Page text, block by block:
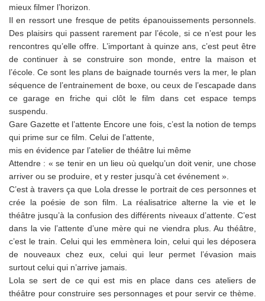
mieux filmer l’horizon.
Il en ressort une fresque de petits épanouissements personnels.
Des plaisirs qui passent rarement par l’école, si ce n’est pour les
rencontres qu’elle offre. L’important à quinze ans, c’est peut être
de continuer à se construire son monde, entre la maison et
l’école. Ce sont les plans de baignade tournés vers la mer, le plan
séquence de l’entrainement de boxe, ou ceux de l’escapade dans
ce garage en friche qui clôt le film dans cet espace temps
suspendu.
Gare Gazette et l’attente Encore une fois, c’est la notion de temps
qui prime sur ce film. Celui de l’attente,
mis en évidence par l’atelier de théâtre lui même
Attendre : « se tenir en un lieu où quelqu’un doit venir, une chose
arriver ou se produire, et y rester jusqu’à cet événement ».
C’est à travers ça que Lola dresse le portrait de ces personnes et
crée la poésie de son film. La réalisatrice alterne la vie et le
théâtre jusqu’à la confusion des différents niveaux d’attente. C’est
dans la vie l’attente d’une mère qui ne viendra plus. Au théâtre,
c’est le train. Celui qui les emmènera loin, celui qui les déposera
de nouveaux chez eux, celui qui leur permet l’évasion mais
surtout celui qui n’arrive jamais.
Lola se sert de ce qui est mis en place dans ces ateliers de
théâtre pour construire ses personnages et pour servir ce thème.